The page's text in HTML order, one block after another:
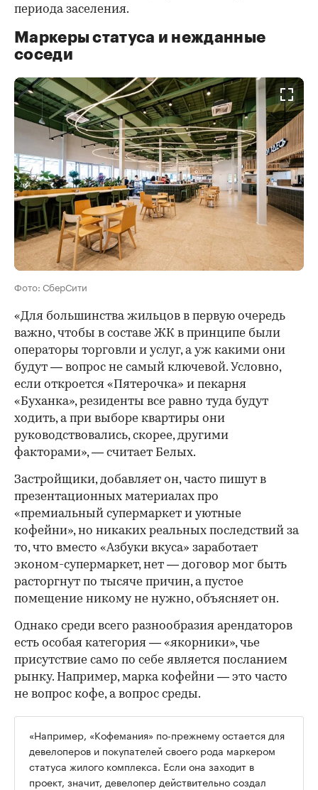
периода заселения.
Маркеры статуса и нежданные
соседи
Фото: СберСити
«Для большинства жильцов в первую очередь
важно, чтобы в составе ЖК в принципе были
операторы торговли и услуг, а уж какими они
будут — вопрос не самый ключевой. Условно,
если откроется «Пятерочка» и пекарня
«Буханка», резиденты все равно туда будут
ходить, а при выборе квартиры они
руководствовались, скорее, другими
факторами», — считает Белых.
Застройщики, добавляет он, часто пишут в
презентационных материалах про
«премиальный супермаркет и уютные
кофейни», но никаких реальных последствий за
то, что вместо «Азбуки вкуса» заработает
эконом-супермаркет, нет — договор мог быть
расторгнут по тысяче причин, а пустое
помещение никому не нужно, объясняет он.
Однако среди всего разнообразия арендаторов
есть особая категория — «якорники», чье
присутствие само по себе является посланием
рынку. Например, марка кофейни — это часто
не вопрос кофе, а вопрос среды.
«Например, «Кофемания» по-прежнему остается для
девелоперов и покупателей своего рода маркером
статуса жилого комплекса. Если она заходит в
проект, значит, девелопер действительно создал